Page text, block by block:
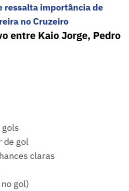
ressalta importância de
no Cruzeiro
entre Kaio Jorge, Pedro
de gol
claras
gol)